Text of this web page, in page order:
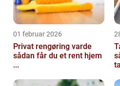
01 februar 2026
Privat rengøring varde
sådan får du et rent hjem
...